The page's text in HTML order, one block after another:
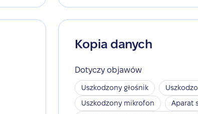
Kopia danych
Dotyczy objawów
Uszkodzony głośnik
Uszkodzony mikrofon
Aparat